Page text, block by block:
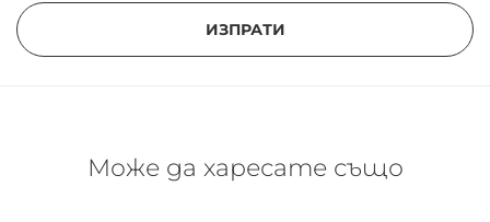
ИЗПРАТИ
Може да харесате също